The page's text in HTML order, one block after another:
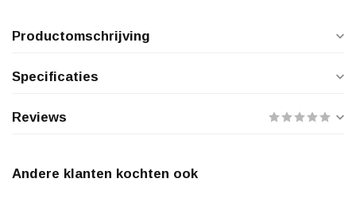
Productomschrijving
Specificaties
Reviews
Andere klanten kochten ook